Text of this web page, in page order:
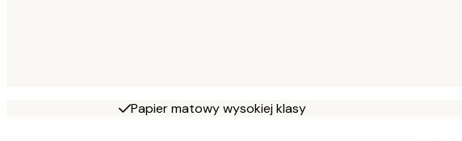
Papier matowy wysokiej klasy